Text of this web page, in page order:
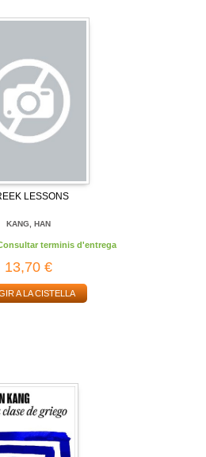
LESSONS
KANG, HAN
terminis d'entrega
13,70 €
A LA CISTELLA